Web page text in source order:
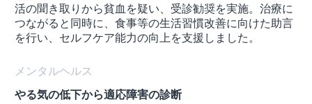
活の聞き取りから貧血を疑い、受診勧奨を実施。治療に
つながると同時に、食事等の生活習慣改善に向けた助言
を行い、セルフケア能力の向上を支援しました。
メンタルヘルス
やる気の低下から適応障害の診断